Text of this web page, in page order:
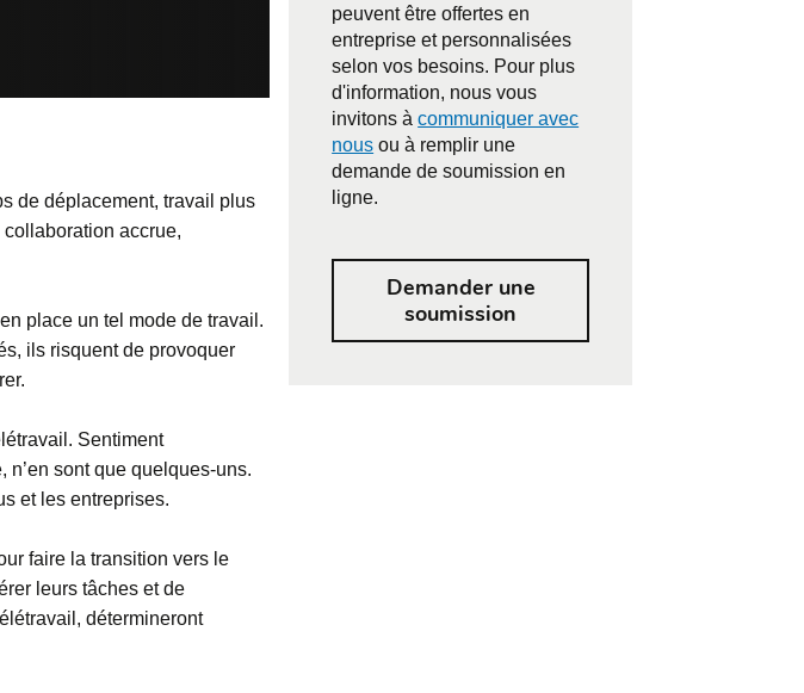
de déplacement, travail plus
accrue,
place un tel mode de travail.
ils risquent de provoquer
Sentiment
n’en sont que quelques-uns.
et les entreprises.
faire la transition vers le
leurs tâches et de
détermineront
peuvent être offertes en
entreprise et personnalisées
selon vos besoins. Pour plus
d'information, nous vous
invitons àcommuniquer avec
nous ou à remplir une
demande de soumission en
ligne.
Demander une
soumission